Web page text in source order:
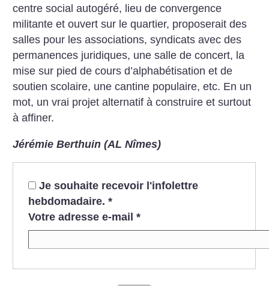
centre social autogéré, lieu de convergence
militante et ouvert sur le quartier, proposerait des
salles pour les associations, syndicats avec des
permanences juridiques, une salle de concert, la
mise sur pied de cours d’alphabétisation et de
soutien scolaire, une cantine populaire, etc. En un
mot, un vrai projet alternatif à construire et surtout
à affiner.
Jérémie Berthuin (AL Nîmes)
Je souhaite recevoir l'infolettre
hebdomadaire. *
Votre adresse e-mail *